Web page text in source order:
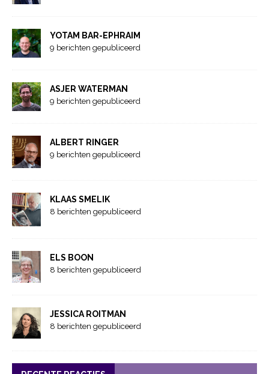
YOTAM BAR-EPHRAIM
9 berichten gepubliceerd
ASJER WATERMAN
9 berichten gepubliceerd
ALBERT RINGER
9 berichten gepubliceerd
KLAAS SMELIK
8 berichten gepubliceerd
ELS BOON
8 berichten gepubliceerd
JESSICA ROITMAN
8 berichten gepubliceerd